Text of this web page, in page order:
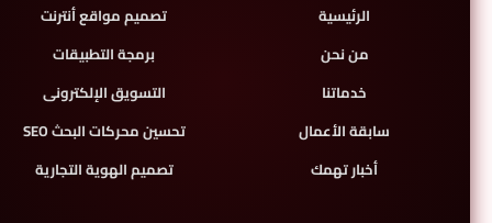
الرئيسية
من نحن
خدماتنا
سابقة الأعمال
أخبار تهمك
تصميم مواقع أنترنت
برمجة التطبيقات
التسويق الإلكترونى
تحسين محركات البحث SEO
تصميم الهوية التجارية